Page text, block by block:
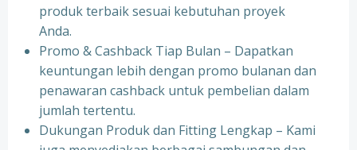
produk terbaik sesuai kebutuhan proyek
Anda.
Promo & Cashback Tiap Bulan – Dapatkan
keuntungan lebih dengan promo bulanan dan
penawaran cashback untuk pembelian dalam
jumlah tertentu.
Dukungan Produk dan Fitting Lengkap – Kami